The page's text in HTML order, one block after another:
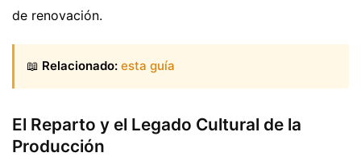
de renovación.
📖 Relacionado: esta guía
El Reparto y el Legado Cultural de la
Producción